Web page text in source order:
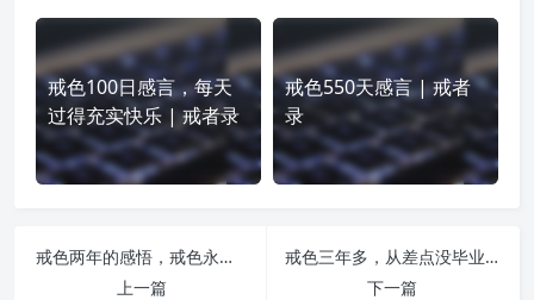
戒色100日感言，每天
过得充实快乐 | 戒者录
戒色550天感言 | 戒者
录
戒色两年的感悟，戒色永不熄！ | 戒者录
上一篇
戒色三年多，从差点没毕业证到考上国家公务员！ | 戒者录
下一篇